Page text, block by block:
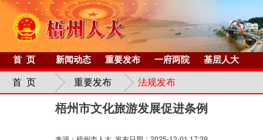
首 页 新闻动态 重要发布 一府两院 基层人大
首 页 重要发布 法规发布
梧州市文化旅游发展促进条例